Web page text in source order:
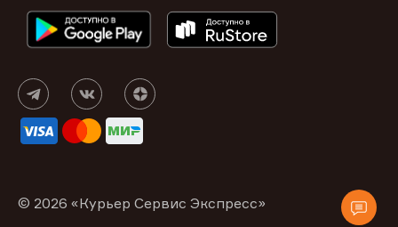
© 2026 «Курьер Сервис Экспресс»